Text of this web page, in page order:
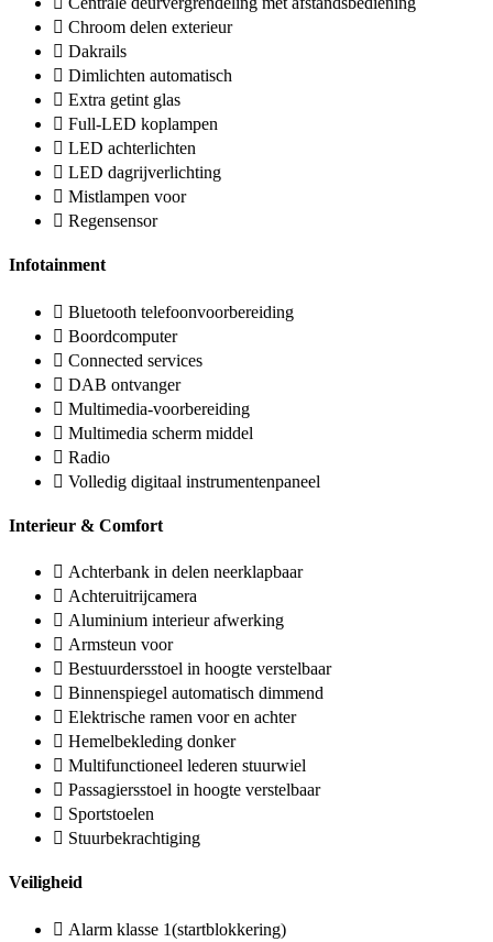
Chroom delen exterieur
Dakrails
Dimlichten automatisch
Extra getint glas
Full-LED koplampen
LED achterlichten
LED dagrijverlichting
Mistlampen voor
Regensensor
Infotainment
Bluetooth telefoonvoorbereiding
Boordcomputer
Connected services
DAB ontvanger
Multimedia-voorbereiding
Multimedia scherm middel
Radio
Volledig digitaal instrumentenpaneel
Interieur & Comfort
Achterbank in delen neerklapbaar
Achteruitrijcamera
Aluminium interieur afwerking
Armsteun voor
Bestuurdersstoel in hoogte verstelbaar
Binnenspiegel automatisch dimmend
Elektrische ramen voor en achter
Hemelbekleding donker
Multifunctioneel lederen stuurwiel
Passagiersstoel in hoogte verstelbaar
Sportstoelen
Stuurbekrachtiging
Veiligheid
Alarm klasse 1(startblokkering)